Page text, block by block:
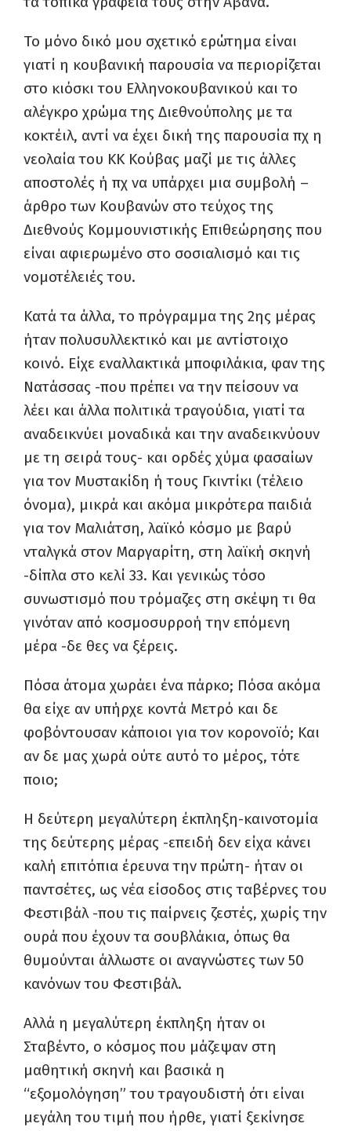
Το μόνο δικό μου σχετικό ερώτημα είναι
γιατί η κουβανική παρουσία να περιορίζεται
στο κιόσκι του Ελληνοκουβανικού και το
αλέγκρο χρώμα της Διεθνούπολης με τα
κοκτέιλ, αντί να έχει δική της παρουσία πχ η
νεολαία του ΚΚ Κούβας μαζί με τις άλλες
αποστολές ή πχ να υπάρχει μια συμβολή –
άρθρο των Κουβανών στο τεύχος της
Διεθνούς Κομμουνιστικής Επιθεώρησης που
είναι αφιερωμένο στο σοσιαλισμό και τις
νομοτέλειές του.
Κατά τα άλλα, το πρόγραμμα της 2ης μέρας
ήταν πολυσυλλεκτικό και με αντίστοιχο
κοινό. Είχε εναλλακτικά μποφιλάκια, φαν της
Νατάσσας -που πρέπει να την πείσουν να
λέει και άλλα πολιτικά τραγούδια, γιατί τα
αναδεικνύει μοναδικά και την αναδεικνύουν
με τη σειρά τους- και ορδές χύμα φασαίων
για τον Μυστακίδη ή τους Γκιντίκι (τέλειο
όνομα), μικρά και ακόμα μικρότερα παιδιά
για τον Μαλιάτση, λαϊκό κόσμο με βαρύ
νταλγκά στον Μαργαρίτη, στη λαϊκή σκηνή
-δίπλα στο κελί 33. Και γενικώς τόσο
συνωστισμό που τρόμαζες στη σκέψη τι θα
γινόταν από κοσμοσυρροή την επόμενη
μέρα -δε θες να ξέρεις.
Πόσα άτομα χωράει ένα πάρκο; Πόσα ακόμα
θα είχε αν υπήρχε κοντά Μετρό και δε
φοβόντουσαν κάποιοι για τον κορονοϊό; Και
αν δε μας χωρά ούτε αυτό το μέρος, τότε
ποιο;
Η δεύτερη μεγαλύτερη έκπληξη-καινοτομία
της δεύτερης μέρας -επειδή δεν είχα κάνει
καλή επιτόπια έρευνα την πρώτη- ήταν οι
παντσέτες, ως νέα είσοδος στις ταβέρνες του
Φεστιβάλ -που τις παίρνεις ζεστές, χωρίς την
ουρά που έχουν τα σουβλάκια, όπως θα
θυμούνται άλλωστε οι αναγνώστες των 50
κανόνων του Φεστιβάλ.
Αλλά η μεγαλύτερη έκπληξη ήταν οι
Σταβέντο, ο κόσμος που μάζεψαν στη
μαθητική σκηνή και βασικά η
“εξομολόγηση” του τραγουδιστή ότι είναι
μεγάλη του τιμή που ήρθε, γιατί ξεκίνησε